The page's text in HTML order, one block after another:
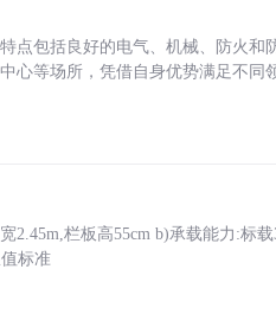
点包括良好的电气、机械、防火和
心等场所，凭借自身优势满足不同
2.45m,栏板高55cm b)承载能力:标
标准